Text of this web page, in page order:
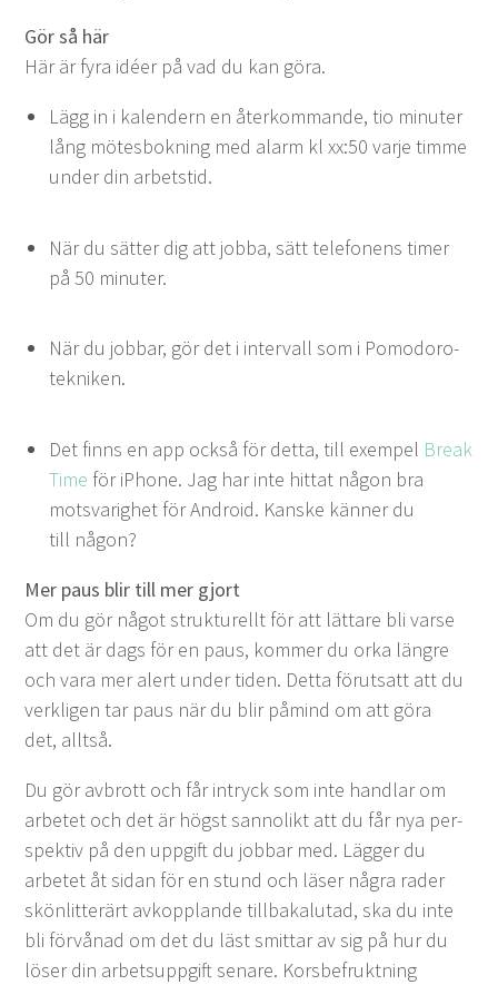
Gör så här
Här är fyra idéer på vad du kan göra.
Lägg in i kalen­dern en återkom­mande, tio minut­er
lång mötes­bokn­ing med alarm kl xx:50 var­je timme
under din arbetstid.
När du sät­ter dig att job­ba, sätt tele­fo­nens timer
på50 minuter.
När du job­bar, gör det i inter­vall som i Pomodoro-
tekniken.
Det finns en app ock­så för det­ta, till exem­pel Break
Time för iPhone. Jag har inte hit­tat någon bra
motsvarighet för Android. Kanske kän­ner du
till någon?
Mer paus blir till mer gjort
Om du gör något struk­turellt för att lättare bli varse
att det är dags för en paus, kom­mer du orka län­gre
och vara mer alert under tiden. Det­ta förut­satt att du
verk­li­gen tar paus när du blir påmind om att göra
det, alltså.
Du gör avbrott och får intryck som inte hand­lar om
arbetet och det är högst san­no­likt att du får nya per­
spek­tiv på den uppgift du job­bar med. Läg­ger du
arbetet åt sidan för en stund och läs­er några rad­er
skön­lit­terärt avkop­p­lande till­baka­lu­tad, ska du inte
bli förvå­nad om det du läst smit­tar av sig på hur du
lös­er din arbet­suppgift senare. Kors­be­fruk­t­ning